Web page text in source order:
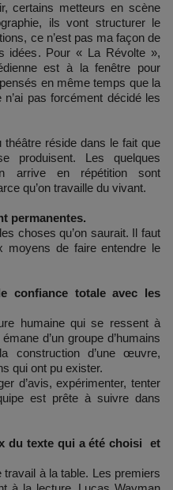
certains metteurs en scène
ils vont structurer le
ce n’est pas ma façon de
idées. Pour « La Révolte »,
est à la fenêtre pour
en même temps que la
pas forcément décidé les
théâtre réside dans le fait que
produisent. Les quelques
arrive en répétition sont
qu’on travaille du vivant.
permanentes.
choses qu’on saurait. Il faut
moyens de faire entendre le
confiance totale avec les
humaine qui se ressent à
d’un groupe d’humains
construction d’une œuvre,
qui ont pu exister.
d’avis, expérimenter, tenter
est prête à suivre dans
du texte qui a été choisi et
travail à la table. Les premiers